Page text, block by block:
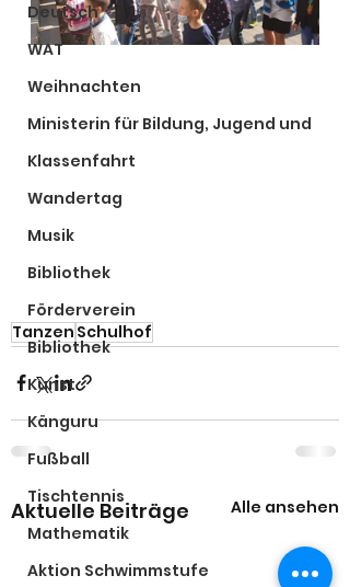
Deutsch
WAT
Weihnachten
Ministerin für Bildung, Jugend und
Klassenfahrt
Wandertag
Musik
Bibliothek
Förderverein
Bibliothek
Kunst
Känguru
Fußball
Tischtennis
Mathematik
Aktion Schwimmstufe
Tanzen Schulhof
Aktuelle Beiträge Alle ansehen